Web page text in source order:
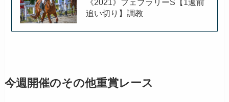
追い切り】調教
今週開催のその他重賞レース